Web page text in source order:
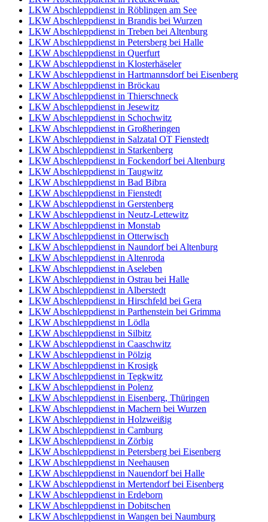
LKW Abschleppdienst in Röblingen am See
LKW Abschleppdienst in Brandis bei Wurzen
LKW Abschleppdienst in Treben bei Altenburg
LKW Abschleppdienst in Petersberg bei Halle
LKW Abschleppdienst in Querfurt
LKW Abschleppdienst in Klosterhäseler
LKW Abschleppdienst in Hartmannsdorf bei Eisenberg
LKW Abschleppdienst in Bröckau
LKW Abschleppdienst in Thierschneck
LKW Abschleppdienst in Jesewitz
LKW Abschleppdienst in Schochwitz
LKW Abschleppdienst in Großheringen
LKW Abschleppdienst in Salzatal OT Fienstedt
LKW Abschleppdienst in Starkenberg
LKW Abschleppdienst in Fockendorf bei Altenburg
LKW Abschleppdienst in Taugwitz
LKW Abschleppdienst in Bad Bibra
LKW Abschleppdienst in Fienstedt
LKW Abschleppdienst in Gerstenberg
LKW Abschleppdienst in Neutz-Lettewitz
LKW Abschleppdienst in Monstab
LKW Abschleppdienst in Otterwisch
LKW Abschleppdienst in Naundorf bei Altenburg
LKW Abschleppdienst in Altenroda
LKW Abschleppdienst in Aseleben
LKW Abschleppdienst in Ostrau bei Halle
LKW Abschleppdienst in Alberstedt
LKW Abschleppdienst in Hirschfeld bei Gera
LKW Abschleppdienst in Parthenstein bei Grimma
LKW Abschleppdienst in Lödla
LKW Abschleppdienst in Silbitz
LKW Abschleppdienst in Caaschwitz
LKW Abschleppdienst in Pölzig
LKW Abschleppdienst in Krosigk
LKW Abschleppdienst in Tegkwitz
LKW Abschleppdienst in Polenz
LKW Abschleppdienst in Eisenberg, Thüringen
LKW Abschleppdienst in Machern bei Wurzen
LKW Abschleppdienst in Holzweißig
LKW Abschleppdienst in Camburg
LKW Abschleppdienst in Zörbig
LKW Abschleppdienst in Petersberg bei Eisenberg
LKW Abschleppdienst in Neehausen
LKW Abschleppdienst in Nauendorf bei Halle
LKW Abschleppdienst in Mertendorf bei Eisenberg
LKW Abschleppdienst in Erdeborn
LKW Abschleppdienst in Dobitschen
LKW Abschleppdienst in Wangen bei Naumburg